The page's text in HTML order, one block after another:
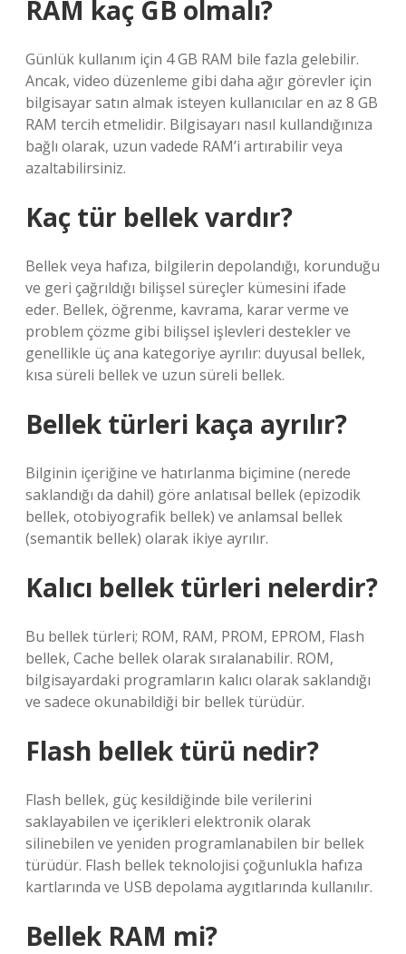
RAM kaç GB olmalı?
Günlük kullanım için 4 GB RAM bile fazla gelebilir.
Ancak, video düzenleme gibi daha ağır görevler için
bilgisayar satın almak isteyen kullanıcılar en az 8 GB
RAM tercih etmelidir. Bilgisayarı nasıl kullandığınıza
bağlı olarak, uzun vadede RAM’i artırabilir veya
azaltabilirsiniz.
Kaç tür bellek vardır?
Bellek veya hafıza, bilgilerin depolandığı, korunduğu
ve geri çağrıldığı bilişsel süreçler kümesini ifade
eder. Bellek, öğrenme, kavrama, karar verme ve
problem çözme gibi bilişsel işlevleri destekler ve
genellikle üç ana kategoriye ayrılır: duyusal bellek,
kısa süreli bellek ve uzun süreli bellek.
Bellek türleri kaça ayrılır?
Bilginin içeriğine ve hatırlanma biçimine (nerede
saklandığı da dahil) göre anlatısal bellek (epizodik
bellek, otobiyografik bellek) ve anlamsal bellek
(semantik bellek) olarak ikiye ayrılır.
Kalıcı bellek türleri nelerdir?
Bu bellek türleri; ROM, RAM, PROM, EPROM, Flash
bellek, Cache bellek olarak sıralanabilir. ROM,
bilgisayardaki programların kalıcı olarak saklandığı
ve sadece okunabildiği bir bellek türüdür.
Flash bellek türü nedir?
Flash bellek, güç kesildiğinde bile verilerini
saklayabilen ve içerikleri elektronik olarak
silinebilen ve yeniden programlanabilen bir bellek
türüdür. Flash bellek teknolojisi çoğunlukla hafıza
kartlarında ve USB depolama aygıtlarında kullanılır.
Bellek RAM mi?